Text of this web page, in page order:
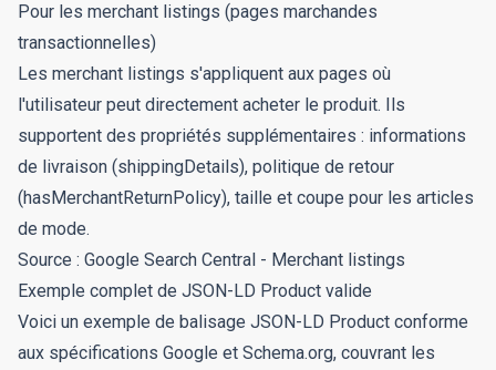
Pour les merchant listings (pages marchandes
transactionnelles)
Les merchant listings s'appliquent aux pages où
l'utilisateur peut directement acheter le produit. Ils
supportent des propriétés supplémentaires : informations
de livraison (shippingDetails), politique de retour
(hasMerchantReturnPolicy), taille et coupe pour les articles
de mode.
Source : Google Search Central - Merchant listings
Exemple complet de JSON-LD Product valide
Voici un exemple de balisage JSON-LD Product conforme
aux spécifications Google et Schema.org, couvrant les